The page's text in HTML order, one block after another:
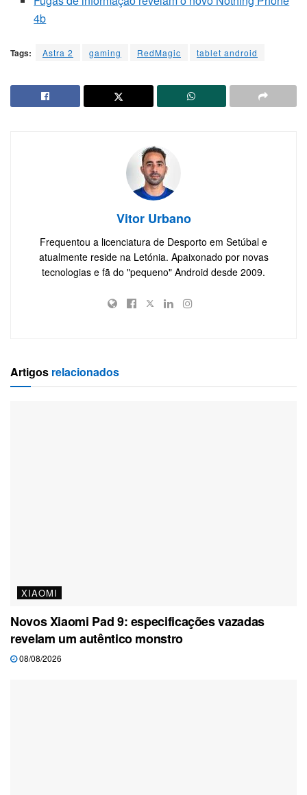
4b
Tags: Astra 2 gaming RedMagic tablet android
Vitor Urbano
Frequentou a licenciatura de Desporto em Setúbal e
atualmente reside na Letónia. Apaixonado por novas
tecnologias e fã do "pequeno" Android desde 2009.
Artigos relacionados
XIAOMI
Novos Xiaomi Pad 9: especificações vazadas
revelam um autêntico monstro
08/08/2026